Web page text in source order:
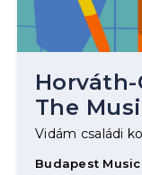
The
Vidám családi
Budapest